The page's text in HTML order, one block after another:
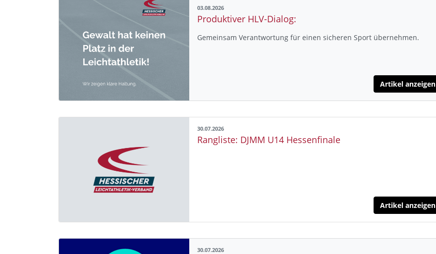
03.08.2026
Produktiver HLV-Dialog:
Gemeinsam Verantwortung für einen sicheren Sport übernehmen.
Artikel anzeigen
30.07.2026
Rangliste: DJMM U14 Hessenfinale
Artikel anzeigen
30.07.2026